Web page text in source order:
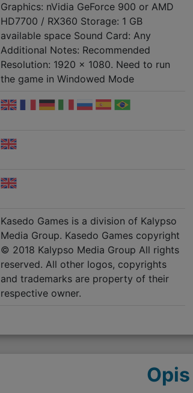
Graphics: nVidia GeForce 900 or AMD
HD7700 / RX360 Storage: 1 GB
available space Sound Card: Any
Additional Notes: Recommended
Resolution: 1920 x 1080. Need to run
the game in Windowed Mode
Kasedo Games is a division of Kalypso
Media Group. Kasedo Games copyright
© 2018 Kalypso Media Group All rights
reserved. All other logos, copyrights
and trademarks are property of their
respective owner.